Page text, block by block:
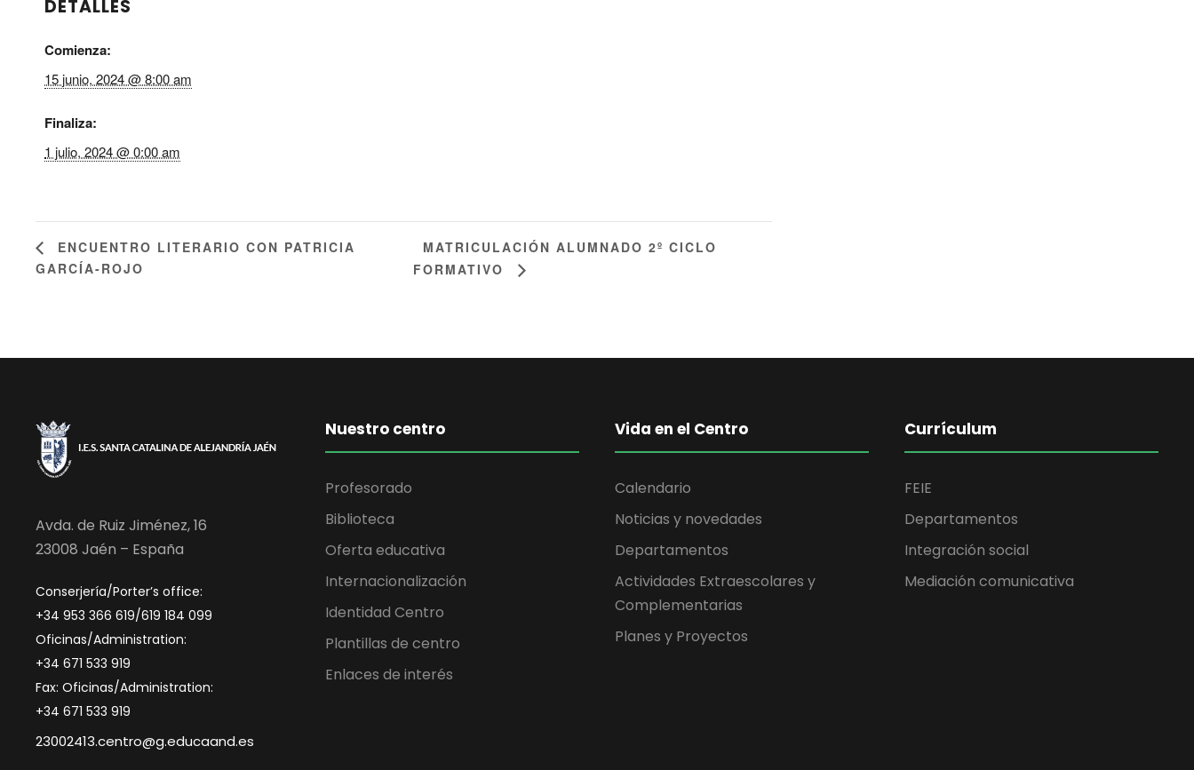
DETALLES
Comienza:
15 junio, 2024 @ 8:00 am
Finaliza:
1 julio, 2024 @ 0:00 am
ENCUENTRO LITERARIO CON PATRICIA
GARCÍA-ROJO
MATRICULACIÓN ALUMNADO 2º CICLO
FORMATIVO
Avda. de Ruiz Jiménez, 16
23008 Jaén – España
Conserjería/Porter’s office:
+34 953 366 619/619 184 099
Oficinas/Administration:
+34 671 533 919
Fax: Oficinas/Administration:
+34 671 533 919
23002413.centro@g.educaand.es
Nuestro centro
Profesorado
Biblioteca
Oferta educativa
Internacionalización
Identidad Centro
Plantillas de centro
Enlaces de interés
Vida en el Centro
Calendario
Noticias y novedades
Departamentos
Actividades Extraescolares y
Complementarias
Planes y Proyectos
Currículum
FEIE
Departamentos
Integración social
Mediación comunicativa